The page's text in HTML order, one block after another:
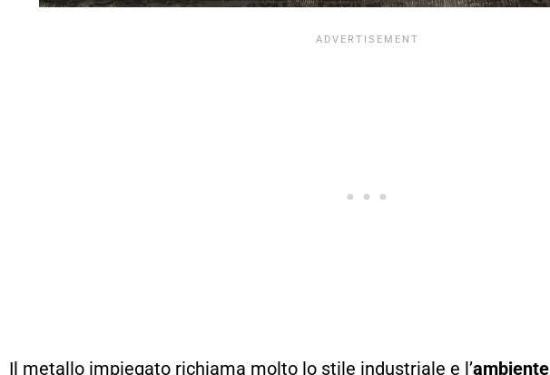
Il metallo impiegato richiama molto lo stile industriale e l’ambiente